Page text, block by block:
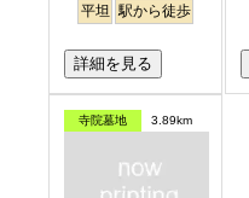
平坦 駅から徒歩
詳細を見る
寺院墓地 3.89km